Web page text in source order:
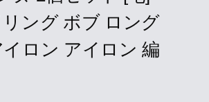
ング ボブ ロング
ロン アイロン 編